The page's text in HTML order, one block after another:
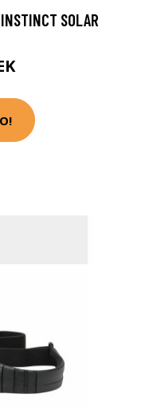
SOLAR